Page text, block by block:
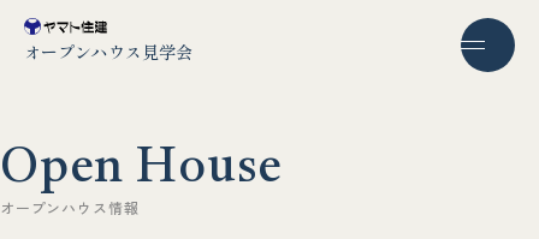
オープンハウス見学会
Open House
オー プンハ ウ ス情報